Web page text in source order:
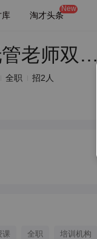
库 淘才头条
New
向高街实验校区托管老师双休包食宿
全职 招2人
课 全职 培训机构